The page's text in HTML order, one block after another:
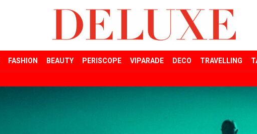
FASHION BEAUTY PERISCOPE VIPARADE DECO TRAVELLING